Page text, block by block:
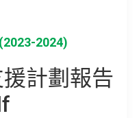
2024)
計劃報告